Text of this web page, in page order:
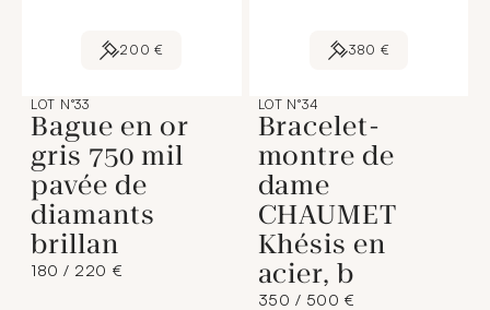
200 €
LOT N°33
Bague en or
gris 750 mil
pavée de
diamants
brillan
180 / 220 €
380 €
LOT N°34
Bracelet-
montre de
dame
CHAUMET
Khésis en
acier, b
350 / 500 €